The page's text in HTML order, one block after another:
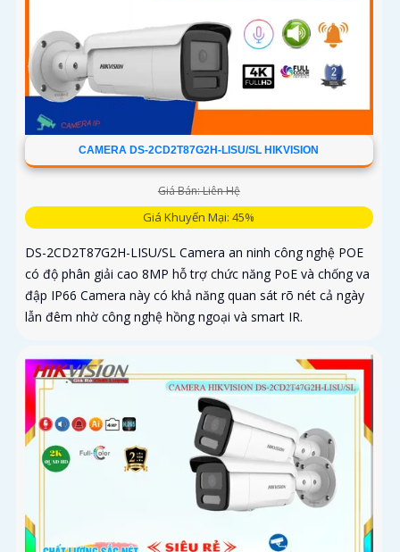
CAMERA DS-2CD2T87G2H-LISU/SL HIKVISION
Giá Bán: Liên Hệ
Giá Khuyến Mại: 45%
DS-2CD2T87G2H-LISU/SL Camera an ninh công nghệ POE
có độ phân giải cao 8MP hỗ trợ chức năng PoE và chống va
đập IP66 Camera này có khả năng quan sát rõ nét cả ngày
lẫn đêm nhờ công nghệ hồng ngoại và smart IR.